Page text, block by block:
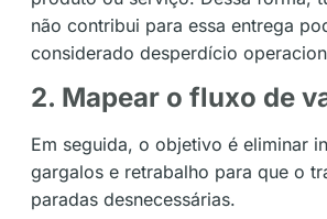
não contribui para essa entrega
considerado desperdício
2. Mapear o fluxo de
Em seguida, o objetivo é eliminar
gargalos e retrabalho para que o
paradas desnecessárias.